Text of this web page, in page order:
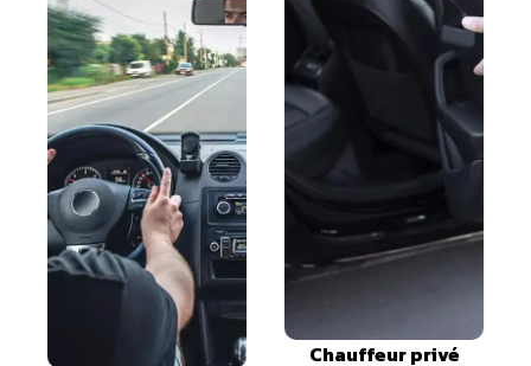
Chauffeur privé